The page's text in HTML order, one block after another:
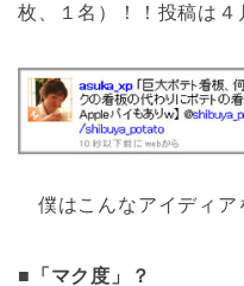
枚、１名）！！投稿は４
僕はこんなアイディア
■「マク度」？